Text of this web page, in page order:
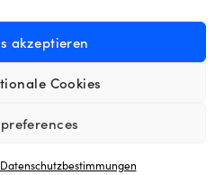
akzeptieren
Cookies
Datenschutzbestimmungen